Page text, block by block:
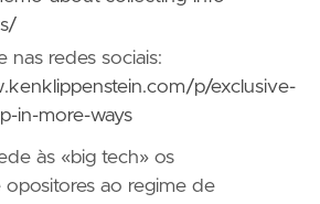
nas redes sociais:
p/exclusive-
in-more-ways
às «big tech» os
ao regime de